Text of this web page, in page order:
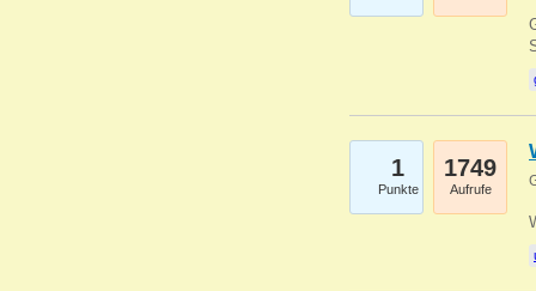
1
Punkte
1749
Aufrufe